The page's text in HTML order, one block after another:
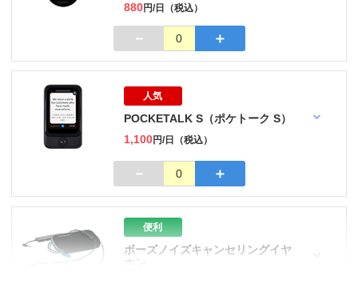
880円/日（税込）
－ 0 ＋
人気
POCKETALK S（ポケトーク S）
1,100円/日（税込）
－ 0 ＋
便利
ボーズノイズキャンセリングイヤ
ホン